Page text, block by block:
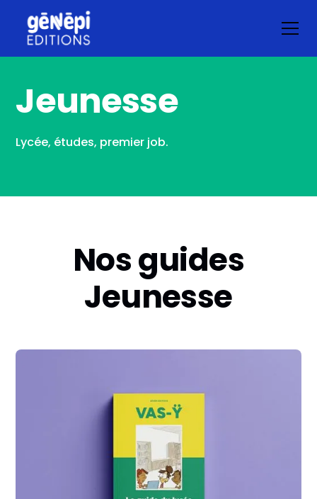
Jeunesse
Lycée, études, premier job.
Nos guides
Jeunesse